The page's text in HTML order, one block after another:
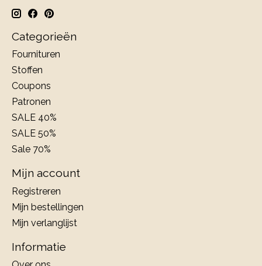
Categorieën
Fournituren
Stoffen
Coupons
Patronen
SALE 40%
SALE 50%
Sale 70%
Mijn account
Registreren
Mijn bestellingen
Mijn verlanglijst
Informatie